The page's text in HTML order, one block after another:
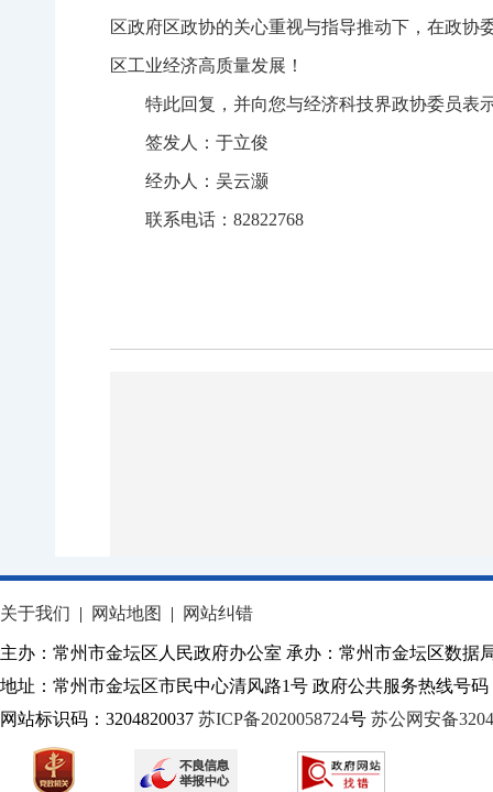
区政府区政协的关心重视与指导推动下，在政
区工业经济高质量发展！
特此回复，并向您与经济科技界政协委员表
签发人：于立俊
经办人：吴云灏
联系电话：82822768
关于我们 | 网站地图 | 网站纠错
主办：常州市金坛区人民政府办公室 承办：常州市金坛区数据
地址：常州市金坛区市民中心清风路1号 政府公共服务热线号码
网站标识码：3204820037 苏ICP备2020058724号 苏公网安备